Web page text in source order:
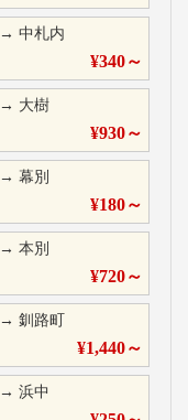
→中札内
¥340～
→ 大樹
¥930～
→幕別
¥180～
→本別
¥720～
→釧路町
¥1,440～
→浜中